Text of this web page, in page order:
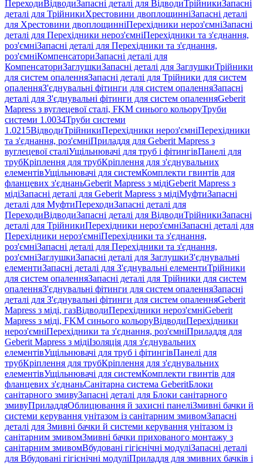
ПереходиВідводиЗапасні деталі для ВідводиТрійникиЗапасні
деталі для ТрійникиХрестовини двоплощинніЗапасні деталі
для Хрестовини двоплощинніПерехідники нероз'ємніЗапасні
деталі для Перехідники нероз'ємніПерехідники та з'єднання,
роз'ємніЗапасні деталі для Перехідники та з'єднання,
роз'ємніКомпенсаториЗапасні деталі для
КомпенсаториЗаглушкиЗапасні деталі для ЗаглушкиТрійники
для систем опаленняЗапасні деталі для Трійники для систем
опаленняЗ'єднувальні фітинги для систем опаленняЗапасні
деталі для З'єднувальні фітинги для систем опаленняGeberit
Mapress з вуглецевої сталі, FKM синього кольоруТруби
системи 1.0034Труби системи
1.0215ВідводиТрійникиПерехідники нероз'ємніПерехідники
та з'єднання, роз'ємніПриладдя для Geberit Mapress з
вуглецевої сталіУщільнювачі для труб і фітингівПанелі для
трубКріплення для трубКріплення для з'єднувальних
елементівУщільнювачі для системКомплекти гвинтів для
фланцевих з'єднаньGeberit Mapress з мідіGeberit Mapress з
мідіЗапасні деталі для Geberit Mapress з мідіМуфтиЗапасні
деталі для МуфтиПереходиЗапасні деталі для
ПереходиВідводиЗапасні деталі для ВідводиТрійникиЗапасні
деталі для ТрійникиПерехідники нероз'ємніЗапасні деталі для
Перехідники нероз'ємніПерехідники та з'єднання,
роз'ємніЗапасні деталі для Перехідники та з'єднання,
роз'ємніЗаглушкиЗапасні деталі для ЗаглушкиЗ'єднувальні
елементиЗапасні деталі для З'єднувальні елементиТрійники
для систем опаленняЗапасні деталі для Трійники для систем
опаленняЗ'єднувальні фітинги для систем опаленняЗапасні
деталі для З'єднувальні фітинги для систем опаленняGeberit
Mapress з міді, газВідводиПерехідники нероз'ємніGeberit
Mapress з міді, FKM синього кольоруВідводиПерехідники
нероз'ємніПерехідники та з'єднання, роз'ємніПриладдя для
Geberit Mapress з мідіІзоляція для з'єднувальних
елементівУщільнювачі для труб і фітингівПанелі для
трубКріплення для трубКріплення для з'єднувальних
елементівУщільнювачі для системКомплекти гвинтів для
фланцевих з'єднаньСанітарна система GeberitБлоки
санітарного змивуЗапасні деталі для Блоки санітарного
змивуПриладдяОблицювання й захисні панеліЗмивні бачки й
системи керування унітазом із санітарним змивомЗапасні
деталі для Змивні бачки й системи керування унітазом із
санітарним змивомЗмивні бачки прихованого монтажу з
санітарним змивомВбудовані гігієнічні модуліЗапасні деталі
для Вбудовані гігієнічні модуліПриладдя для змивних бачків і